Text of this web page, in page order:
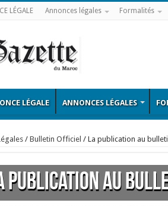
LÉGALE Annonces légales Formalités
LÉGALE ANNONCES LÉGALES
/ Bulletin Officiel / La publication au
publication au